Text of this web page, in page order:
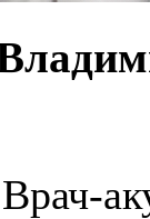
Врач-